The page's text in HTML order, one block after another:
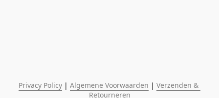
Privacy Policy | Algemene Voorwaarden | Verzenden &
Retourneren